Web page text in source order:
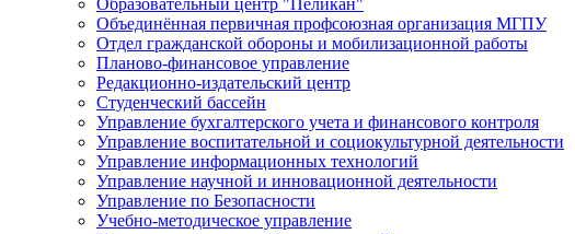
Объединённая первичная профсоюзная организация МГПУ
Отдел гражданской обороны и мобилизационной работы
Планово-финансовое управление
Редакционно-издательский центр
Студенческий бассейн
Управление бухгалтерского учета и финансового контроля
Управление воспитательной и социокультурной деятельности
Управление информационных технологий
Управление научной и инновационной деятельности
Управление по Безопасности
Учебно-методическое управление